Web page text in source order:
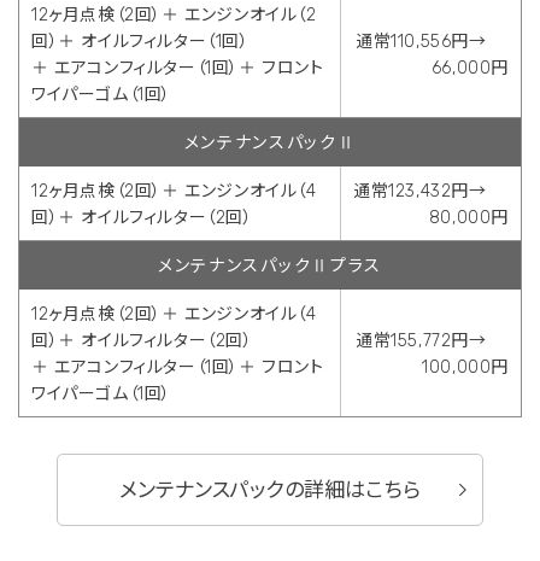
12ヶ月点検（2回）＋ エンジンオイル（2
回）＋ オイルフィルター（1回）
＋ エアコンフィルター（1回）＋ フロント
ワイパーゴム（1回）
通常110,556円→
66,000円
メンテナンスパックⅡ
12ヶ月点検（2回）＋ エンジンオイル（4
回）＋ オイルフィルター（2回）
通常123,432円→
80,000円
メンテナンスパックⅡプラス
12ヶ月点検（2回）＋ エンジンオイル（4
回）＋ オイルフィルター（2回）
＋ エアコンフィルター（1回）＋ フロント
ワイパーゴム（1回）
通常155,772円→
100,000円
メンテナンスパックの詳細はこちら